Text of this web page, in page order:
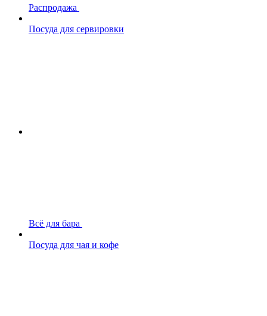
Распродажа
Посуда для сервировки
Всё для бара
Посуда для чая и кофе